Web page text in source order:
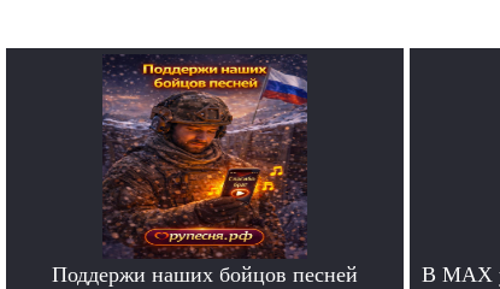
Поддержи наших бойцов песней
В MAX